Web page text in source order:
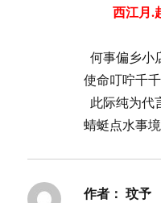
西江月.
何事偏乡小
使命叮咛千
此际纯为代
蜻蜓点水事
作者： 玟予